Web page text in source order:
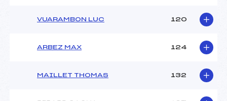
VUARAMBON LUC 120
ARBEZ MAX 124
MAILLET THOMAS 132